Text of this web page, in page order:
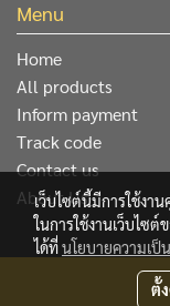
Menu
Home
All products
Inform payment
Track code
Contact us
About Us
@ Copyright
เว็บไซต์นี้มีการใช้งา
ในการใช้งานเว็บไซ
ได้ที่นโยบายความเป็
ตั้